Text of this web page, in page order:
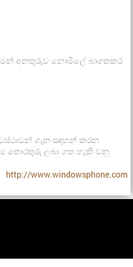
අනතුරුව නොමිලේ බාගතකර
ගැන සඳහන් කරන
තොරතුරු ලබා ගත හැකි වනු
http://www.windowsphone.com